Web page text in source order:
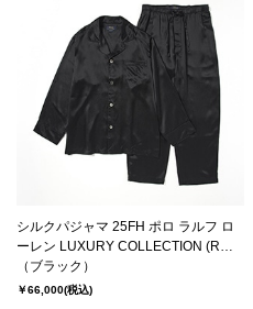
シルクパジャマ 25FH ポロ ラルフ ロ
ーレン LUXURY COLLECTION (RM6-
C601）
（ブラック）
￥66,000(税込)